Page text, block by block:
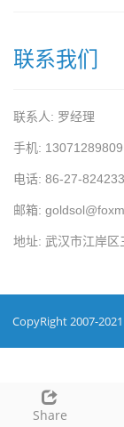
联系我们
联系人: 罗经理
手机: 13071289809
电话: 86-27-
邮箱:
地址: 武汉市江岸区
Share
CopyRight 2007-